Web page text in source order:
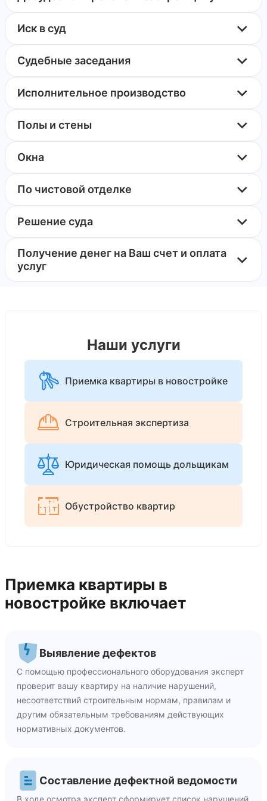
Иск в суд
Судебные заседания
Исполнительное производство
Полы и стены
Окна
По чистовой отделке
Решение суда
Получение денег на Ваш счет и оплата
услуг
Наши услуги
Приемка квартиры в новостройке
Строительная экспертиза
Юридическая помощь дольщикам
Обустройство квартир
Приемка квартиры в
новостройке включает
Выявление дефектов
С помощью профессионального оборудования эксперт
проверит вашу квартиру на наличие нарушений,
несоответствий строительным нормам, правилам и
другим обязательным требованиям действующих
нормативных документов.
Составление дефектной ведомости
В ходе осмотра эксперт сформирует список нарушений